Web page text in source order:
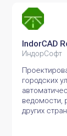
IndorCAD
ИндорСофт
городских
ведомости,
других